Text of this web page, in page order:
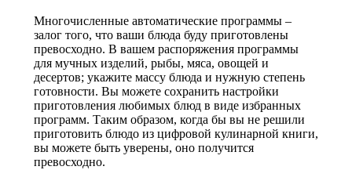
Многочисленные автоматические программы –
залог того, что ваши блюда буду приготовлены
превосходно. В вашем распоряжения программы
для мучных изделий, рыбы, мяса, овощей и
десертов; укажите массу блюда и нужную степень
готовности. Вы можете сохранить настройки
приготовления любимых блюд в виде избранных
программ. Таким образом, когда бы вы не решили
приготовить блюдо из цифровой кулинарной книги,
вы можете быть уверены, оно получится
превосходно.